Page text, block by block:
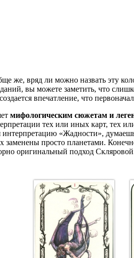
же, вряд ли можно назвать эту
вы можете заметить, что
впечатление, что
мифологическим сюжетам и
тех или иных карт, тех
«Жадности»,
заменены просто планетами.
оригинальный подход